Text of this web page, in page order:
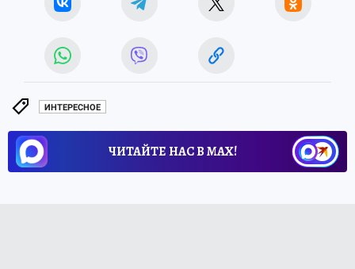
ИНТЕРЕСНОЕ
ЧИТАЙТЕ НАС В МАХ!